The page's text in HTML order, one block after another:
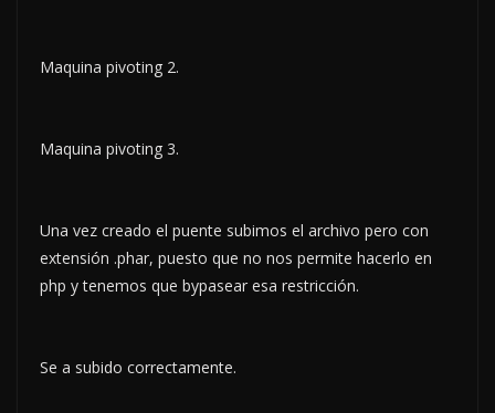
Maquina pivoting 2.
Maquina pivoting 3.
Una vez creado el puente subimos el archivo pero con
extensión .phar, puesto que no nos permite hacerlo en
php y tenemos que bypasear esa restricción.
Se a subido correctamente.